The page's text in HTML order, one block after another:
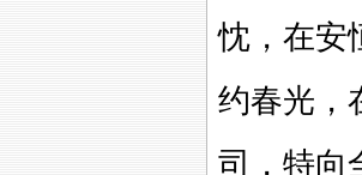
忱，在安
约春光，
司，特向